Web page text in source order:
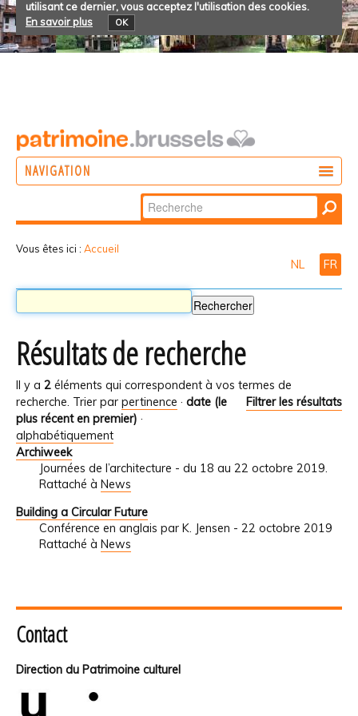
utilisant ce dernier, vous acceptez l'utilisation des cookies.
En savoir plus
OK
NAVIGATION
Chercher par
Recherche
Vous êtes ici : Accueil
NL FR
Résultats de recherche
Il y a 2 éléments qui correspondent à vos termes de
recherche.
Filtrer les résultats
Trier par pertinence · date (le
plus récent en premier) ·
alphabétiquement
Archiweek
Journées de l’architecture - du 18 au 22 octobre 2019.
Rattaché à News
Building a Circular Future
Conférence en anglais par K. Jensen - 22 octobre 2019
Rattaché à News
Contact
Direction du Patrimoine culturel